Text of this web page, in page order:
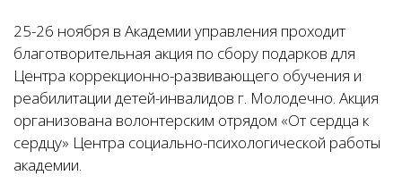
25-26 ноября в Академии управления проходит
благотворительная акция по сбору подарков для
Центра коррекционно-развивающего обучения и
реабилитации детей-инвалидов г. Молодечно. Акция
организована волонтерским отрядом «От сердца к
сердцу» Центра социально-психологической работы
академии.